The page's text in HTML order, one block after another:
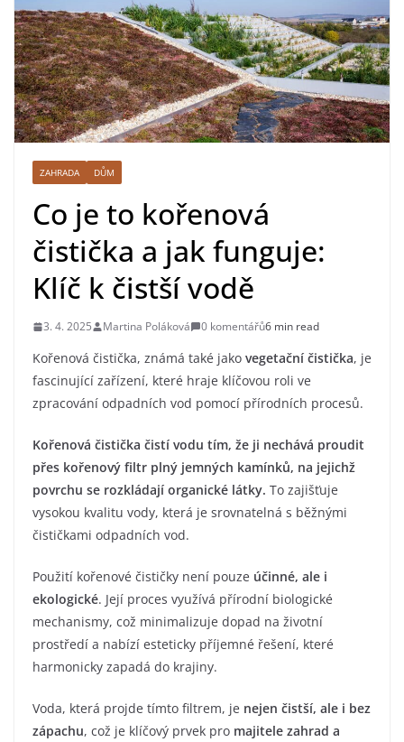
ZAHRADA DŮM
Co je to kořenová
čistička a jak funguje:
Klíč k čistší vodě
3. 4. 2025 Martina Poláková 0 komentářů6 min read
Kořenová čistička, známá také jako vegetační čistička, je
fascinující zařízení, které hraje klíčovou roli ve
zpracování odpadních vod pomocí přírodních procesů.
Kořenová čistička čistí vodu tím, že ji nechává proudit
přes kořenový filtr plný jemných kamínků, na jejichž
povrchu se rozkládají organické látky. To zajišťuje
vysokou kvalitu vody, která je srovnatelná s běžnými
čističkami odpadních vod.
Použití kořenové čističky není pouze účinné, ale i
ekologické. Její proces využívá přírodní biologické
mechanismy, což minimalizuje dopad na životní
prostředí a nabízí esteticky příjemné řešení, které
harmonicky zapadá do krajiny.
Voda, která projde tímto filtrem, je nejen čistší, ale i bez
zápachu, což je klíčový prvek pro majitele zahrad a